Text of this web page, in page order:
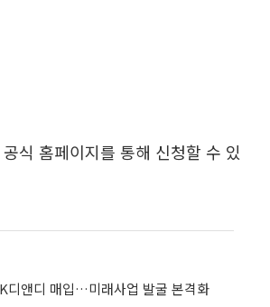
식 홈페이지를 통해 신청할 수 있
디앤디 매입…미래사업 발굴 본격화